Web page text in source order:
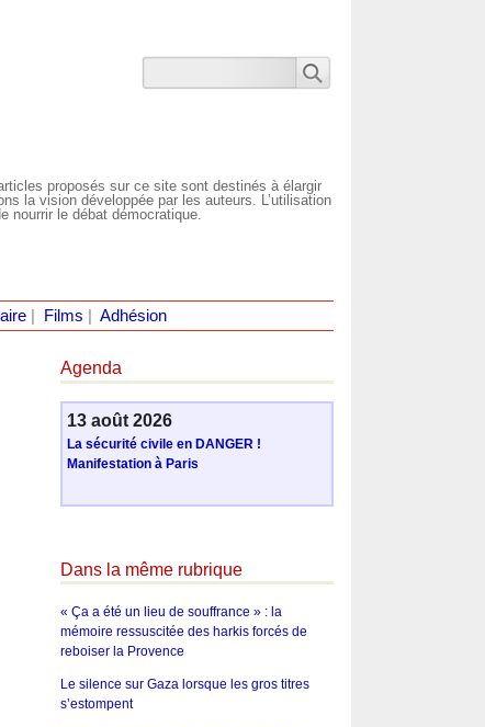
proposés sur ce site sont destinés à élargir
la vision développée par les auteurs. L’utilisation
nourrir le débat démocratique.
| Films Adhésion
Agenda
13 août 2026
La sécurité civile en DANGER !
Manifestation à Paris
Dans la même rubrique
« Ça a été un lieu de souffrance » : la
mémoire ressuscitée des harkis forcés de
reboiser la Provence
Le silence sur Gaza lorsque les gros titres
s’estompent